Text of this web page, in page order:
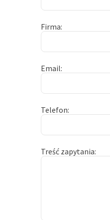
Firma
Email
Telefon
Treść zapytania